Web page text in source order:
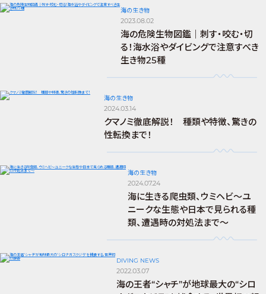
海の生き物
2023.08.02
海の危険生物図鑑｜刺す・咬む・切
る！海水浴やダイビングで注意すべき
生き物25種
海の生き物
2024.03.14
クマノミ徹底解説！ 種類や特徴、驚きの
性転換まで！
海の生き物
2024.07.24
海に生きる爬虫類、ウミヘビ～ユ
ニークな生態や日本で見られる種
類、遭遇時の対処法まで～
DIVING NEWS
2022.03.07
海の王者“シャチ”が地球最大の“シロ